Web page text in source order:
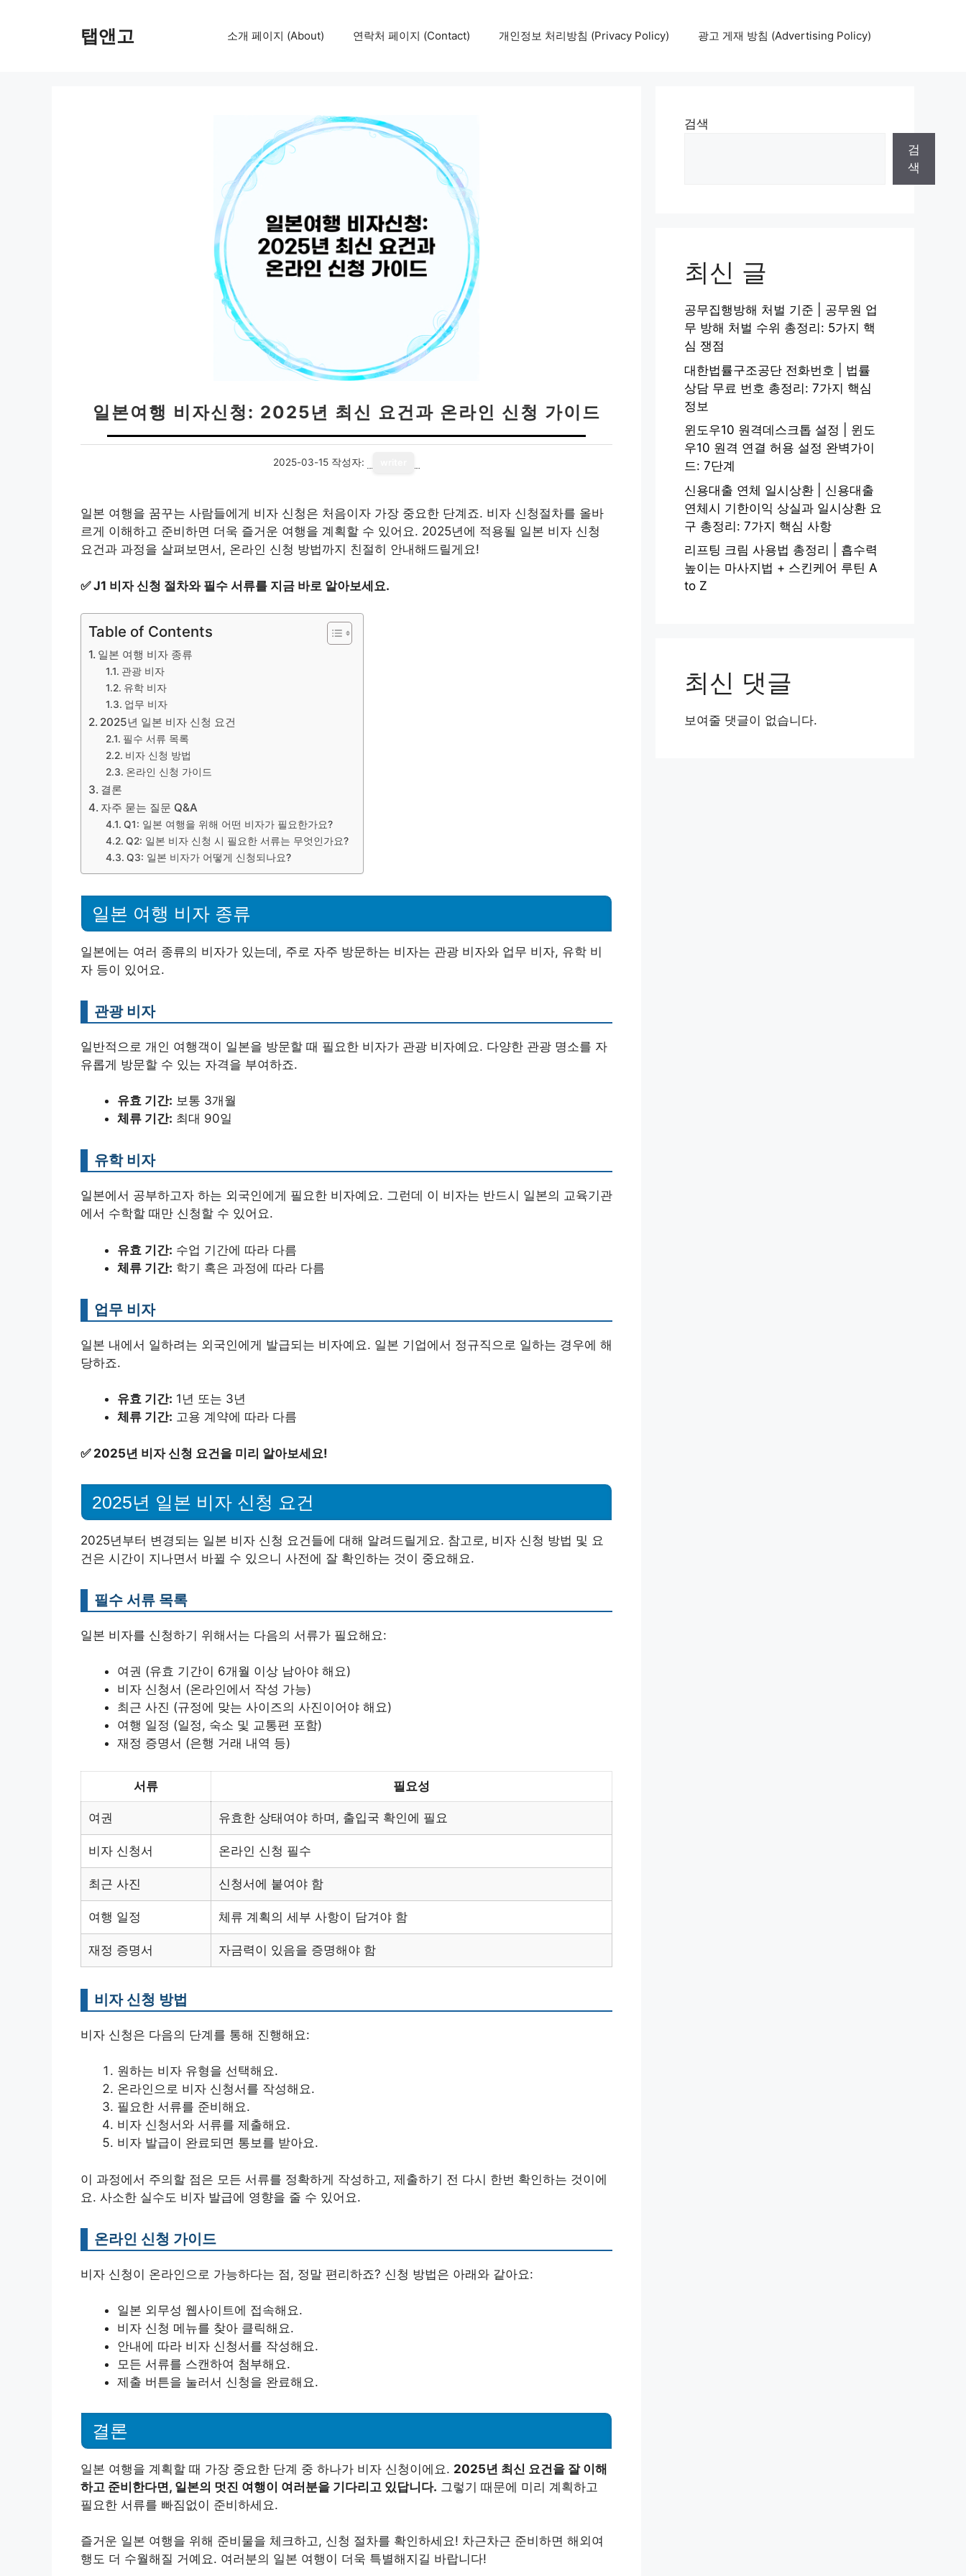
탭앤고 소개 페이지 (About) 연락처 페이지 (Contact) 개인정보 처리방침 (Privacy Policy) 광고 게재 방침 (Advertising Policy)
일본여행 비자신청: 2025년 최신 요건과 온라인 신청 가이드
2025-03-15 작성자:
일본 여행을 꿈꾸는 사람들에게 비자 신청은 처음이자 가장 중요한 단계죠. 비자 신청절차를 올바
르게 이해하고 준비하면 더욱 즐거운 여행을 계획할 수 있어요. 2025년에 적용될 일본 비자 신청
요건과 과정을 살펴보면서, 온라인 신청 방법까지 친절히 안내해드릴게요!
✅J1 비자 신청 절차와 필수 서류를 지금 바로 알아보세요.
Table of Contents
일본 여행 비자 종류
관광 비자
유학 비자
업무 비자
2025년 일본 비자 신청 요건
필수 서류 목록
비자 신청 방법
온라인 신청 가이드
결론
자주 묻는 질문 Q&A
Q1: 일본 여행을 위해 어떤 비자가 필요한가요?
Q2: 일본 비자 신청 시 필요한 서류는 무엇인가요?
Q3: 일본 비자가 어떻게 신청되나요?
일본 여행 비자 종류
일본에는 여러 종류의 비자가 있는데, 주로 자주 방문하는 비자는 관광 비자와 업무 비자, 유학 비
자 등이 있어요.
관광 비자
일반적으로 개인 여행객이 일본을 방문할 때 필요한 비자가 관광 비자예요. 다양한 관광 명소를 자
유롭게 방문할 수 있는 자격을 부여하죠.
유효 기간: 보통 3개월
체류 기간: 최대 90일
유학 비자
일본에서 공부하고자 하는 외국인에게 필요한 비자예요. 그런데 이 비자는 반드시 일본의 교육기관
에서 수학할 때만 신청할 수 있어요.
유효 기간: 수업 기간에 따라 다름
체류 기간: 학기 혹은 과정에 따라 다름
업무 비자
일본 내에서 일하려는 외국인에게 발급되는 비자예요. 일본 기업에서 정규직으로 일하는 경우에 해
당하죠.
유효 기간: 1년 또는 3년
체류 기간: 고용 계약에 따라 다름
✅ 2025년 비자 신청 요건을 미리 알아보세요!
2025년 일본 비자 신청 요건
2025년부터 변경되는 일본 비자 신청 요건들에 대해 알려드릴게요. 참고로, 비자 신청 방법 및 요
건은 시간이 지나면서 바뀔 수 있으니 사전에 잘 확인하는 것이 중요해요.
필수 서류 목록
일본 비자를 신청하기 위해서는 다음의 서류가 필요해요:
여권 (유효 기간이 6개월 이상 남아야 해요)
비자 신청서 (온라인에서 작성 가능)
최근 사진 (규정에 맞는 사이즈의 사진이어야 해요)
여행 일정 (일정, 숙소 및 교통편 포함)
재정 증명서 (은행 거래 내역 등)
서류 필요성
여권 유효한 상태여야 하며, 출입국 확인에 필요
비자 신청서 온라인 신청 필수
최근 사진 신청서에 붙여야 함
여행 일정 체류 계획의 세부 사항이 담겨야 함
재정 증명서 자금력이 있음을 증명해야 함
비자 신청 방법
비자 신청은 다음의 단계를 통해 진행해요:
원하는 비자 유형을 선택해요.
온라인으로 비자 신청서를 작성해요.
필요한 서류를 준비해요.
비자 신청서와 서류를 제출해요.
비자 발급이 완료되면 통보를 받아요.
이 과정에서 주의할 점은 모든 서류를 정확하게 작성하고, 제출하기 전 다시 한번 확인하는 것이에
요. 사소한 실수도 비자 발급에 영향을 줄 수 있어요.
온라인 신청 가이드
비자 신청이 온라인으로 가능하다는 점, 정말 편리하죠? 신청 방법은 아래와 같아요:
일본 외무성 웹사이트에 접속해요.
비자 신청 메뉴를 찾아 클릭해요.
안내에 따라 비자 신청서를 작성해요.
모든 서류를 스캔하여 첨부해요.
제출 버튼을 눌러서 신청을 완료해요.
결론
일본 여행을 계획할 때 가장 중요한 단계 중 하나가 비자 신청이에요. 2025년 최신 요건을 잘 이해
하고 준비한다면, 일본의 멋진 여행이 여러분을 기다리고 있답니다. 그렇기 때문에 미리 계획하고
필요한 서류를 빠짐없이 준비하세요.
즐거운 일본 여행을 위해 준비물을 체크하고, 신청 절차를 확인하세요! 차근차근 준비하면 해외여
행도 더 수월해질 거예요. 여러분의 일본 여행이 더욱 특별해지길 바랍니다!
검색
검
색
최신 글
공무집행방해 처벌 기준 | 공무원 업
무 방해 처벌 수위 총정리: 5가지 핵
심 쟁점
대한법률구조공단 전화번호 | 법률
상담 무료 번호 총정리: 7가지 핵심
정보
윈도우10 원격데스크톱 설정 | 윈도
우10 원격 연결 허용 설정 완벽가이
드: 7단계
신용대출 연체 일시상환 | 신용대출
연체시 기한이익 상실과 일시상환 요
구 총정리: 7가지 핵심 사항
리프팅 크림 사용법 총정리 | 흡수력
높이는 마사지법 + 스킨케어 루틴 A
to Z
최신 댓글
보여줄 댓글이 없습니다.